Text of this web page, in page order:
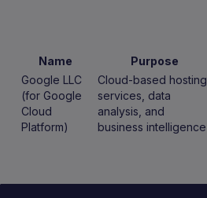
Name Purpose
Google LLC
(for Google
Cloud
Platform)
Cloud-based hosting
services, data
analysis, and
business intelligence